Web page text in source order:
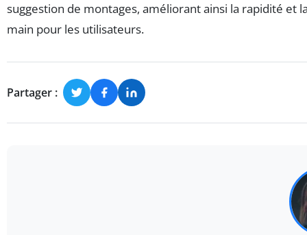
suggestion de montages, améliorant ainsi la rapidité et
main pour les utilisateurs.
Partager :